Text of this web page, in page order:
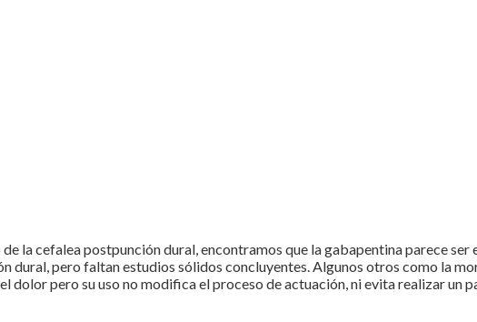
la cefalea postpunción dural, encontramos que la gabapentina parece
pero faltan estudios sólidos concluyentes. Algunos otros como la
pero su uso no modifica el proceso de actuación, ni evita realizar un